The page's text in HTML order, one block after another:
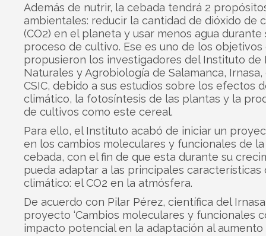
Además de nutrir, la cebada tendrá 2
ambientales: reducir la cantidad de dióxido de
(CO2) en el planeta y usar menos agua durante
proceso de cultivo. Ese es uno de los objetivos
propusieron los investigadores del Instituto de
Naturales y Agrobiología de Salamanca,
CSIC, debido a sus estudios sobre los efectos
climático, la fotosíntesis de las plantas y la
de cultivos como este cereal.
Para ello, el Instituto acabó de iniciar un
en los cambios moleculares y funcionales de
cebada, con el fin de que esta durante su
pueda adaptar a las principales características
climático: el CO2 en la atmósfera.
De acuerdo con Pilar Pérez, científica del
proyecto ‘Cambios moleculares y funcionales
impacto potencial en la adaptación al aumento